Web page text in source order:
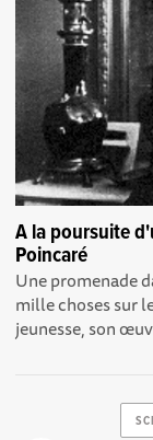
A la poursuite
Poincaré
Une promenade
mille choses sur
jeunesse, son